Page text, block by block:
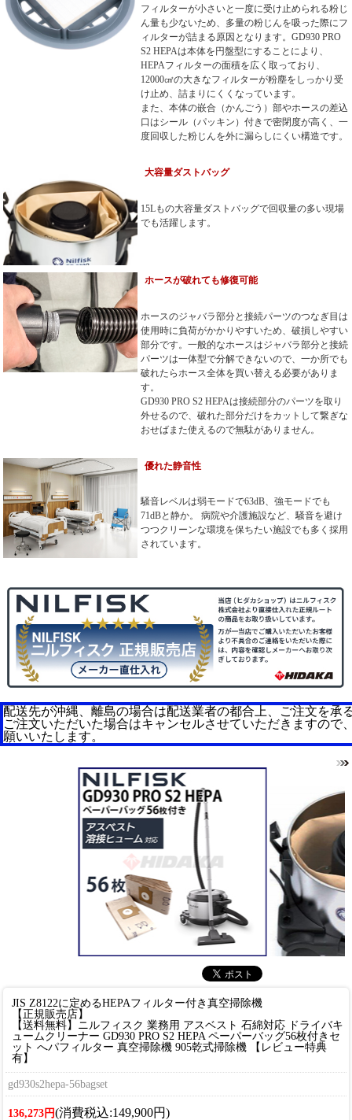
フィルターが小さいと一度に受け止められる粉じ
ん量も少ないため、多量の粉じんを吸った際にフ
ィルターが詰まる原因となります。GD930 PRO
S2 HEPAは本体を円盤型にすることにより、
HEPAフィルターの面積を広く取っており、
12000㎠の大きなフィルターが粉塵をしっかり受
け止め、詰まりにくくなっています。
また、本体の嵌合（かんごう）部やホースの差込
口はシール（パッキン）付きで密閉度が高く、一
度回収した粉じんを外に漏らしにくい構造です。
大容量ダストバッグ
15Lもの大容量ダストバッグで回収量の多い現場
でも活躍します。
ホースが破れても修復可能
ホースのジャバラ部分と接続パーツのつなぎ目は
使用時に負荷がかかりやすいため、破損しやすい
部分です。一般的なホースはジャバラ部分と接続
パーツは一体型で分解できないので、一か所でも
破れたらホース全体を買い替える必要がありま
す。
GD930 PRO S2 HEPAは接続部分のパーツを取り
外せるので、破れた部分だけをカットして繋ぎな
おせばまた使えるので無駄がありません。
優れた静音性
騒音レベルは弱モードで63dB、強モードでも
71dBと静か。 病院や介護施設など、騒音を避け
つつクリーンな環境を保ちたい施設でも多く採用
されています。
配送先が沖縄、離島の場合は配送業者の都合上、ご注文を承
ご注文いただいた場合はキャンセルさせていただきますので
願いいたします。
JIS Z8122に定めるHEPAフィルター付き真空掃除機
【正規販売店】
【送料無料】ニルフィスク 業務用 アスベスト 石綿対応 ドライバキ
ュームクリーナー GD930 PRO S2 HEPA ペーパーバッグ56枚付きセ
ット へパフィルター 真空掃除機 905乾式掃除機 【レビュー特典
有】
gd930s2hepa-56bagset
136,273円(消費税込:149,900円)